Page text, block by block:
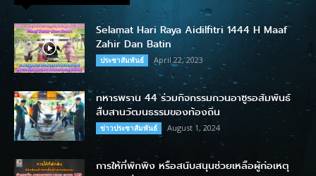
Selamat Hari Raya Aidilfitri 1444 H Maaf
Zahir Dan Batin
ประชาสัมพันธ์ April 22, 2023
ทหารพราน 44 ร่วมกิจกรรมกวนอาซูรอสัมพันธ์
สืบสานวัฒนธรรมของท้องถิ่น
ข่าวประชาสัมพันธ์ August 1, 2024
การให้ที่พักพิง หรือสนับสนุนช่วยเหลือผู้ก่อเหตุ